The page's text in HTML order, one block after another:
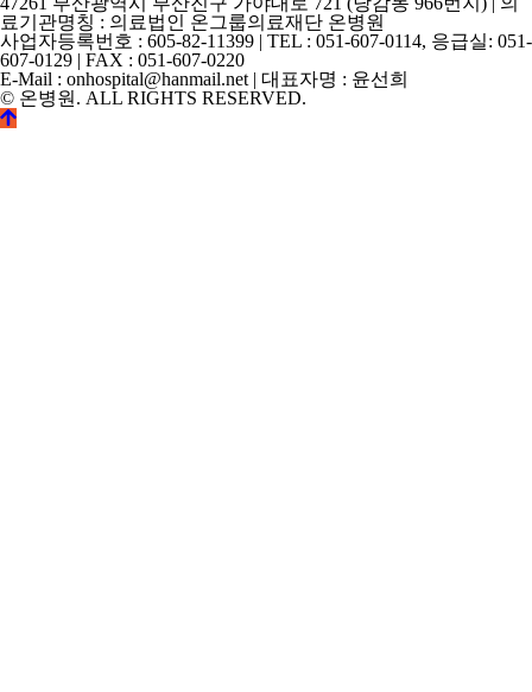
료기관명칭 : 의료법인 온그룹의료재단 온병원
사업자등록번호 : 605-82-11399 | TEL : 051-607-0114, 응급실: 051-
607-0129 | FAX : 051-607-0220
E-Mail : onhospital@hanmail.net | 대표자명 : 윤선희
© 온병원. ALL RIGHTS RESERVED.
©
k2s0o2d0e0s1i0g1n.